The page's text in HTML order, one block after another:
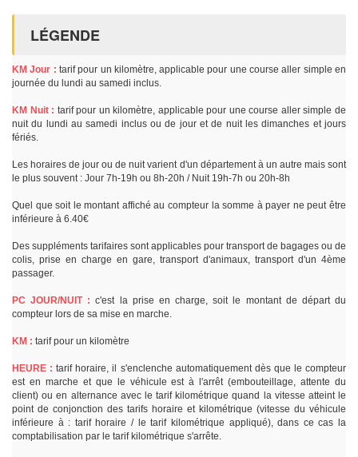
LÉGENDE
KM Jour : tarif pour un kilomètre, applicable pour une course aller simple en
journée du lundi au samedi inclus.
KM Nuit : tarif pour un kilomètre, applicable pour une course aller simple de
nuit du lundi au samedi inclus ou de jour et de nuit les dimanches et jours
fériés.
Les horaires de jour ou de nuit varient d'un département à un autre mais sont
le plus souvent : Jour 7h-19h ou 8h-20h / Nuit 19h-7h ou 20h-8h
Quel que soit le montant affiché au compteur la somme à payer ne peut être
inférieure à 6.40€
Des suppléments tarifaires sont applicables pour transport de bagages ou de
colis, prise en charge en gare, transport d'animaux, transport d'un 4ème
passager.
PC JOUR/NUIT : c'est la prise en charge, soit le montant de départ du
compteur lors de sa mise en marche.
KM : tarif pour un kilomètre
HEURE : tarif horaire, il s'enclenche automatiquement dès que le compteur
est en marche et que le véhicule est à l'arrêt (embouteillage, attente du
client) ou en alternance avec le tarif kilométrique quand la vitesse atteint le
point de conjonction des tarifs horaire et kilométrique (vitesse du véhicule
inférieure à : tarif horaire / le tarif kilométrique appliqué), dans ce cas la
comptabilisation par le tarif kilométrique s'arrête.